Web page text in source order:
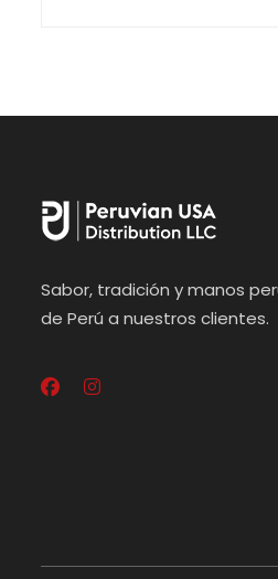
Sabor, tradición y manos
de Perú a nuestros clientes.